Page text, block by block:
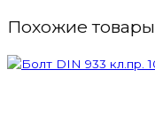
Похожие товары